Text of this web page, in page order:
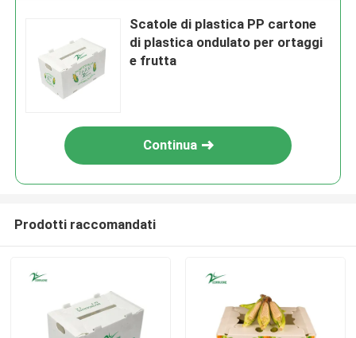
Scatole di plastica PP cartone
di plastica ondulato per ortaggi
e frutta
Continua
Prodotti raccomandati